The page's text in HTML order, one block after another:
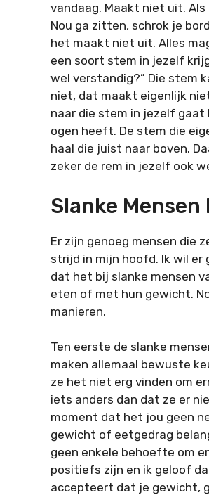
vandaag. Maakt niet uit. Als
Nou ga zitten, schrok je
het maakt niet uit. Alles
een soort stem in jezelf
wel verstandig?” Die stem
niet, dat maakt eigenlijk
naar die stem in jezelf gaat
ogen heeft. De stem die
haal die juist naar boven.
zeker de rem in jezelf ook
Slanke
Er zijn genoeg mensen die
strijd in mijn hoofd. Ik wil er
dat het bij slanke mensen
eten of met hun gewicht.
manieren.
Ten eerste de slanke
maken allemaal bewuste
ze het niet erg vinden om
iets anders dan dat ze er
moment dat het jou geen
gewicht of eetgedrag
geen enkele behoefte om
positiefs zijn en ik geloof
accepteert dat je gewicht,